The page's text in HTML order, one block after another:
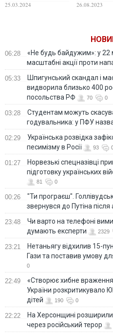
маячню: вони
25.03.2024
підготовку
26.08.2023
06:28
«Не будь байдужим»: у 22
масштабні акції проти
05:33
Шпигунський скандал і
видворила близько 400
посольства РФ
70 0
03:28
Студентам можуть
годувальника: у ПФУ
02:29
Українська розвідка
песимізму в Росії
93
01:27
Норвезькі спецназівці
підготовку українських
81 0
00:26
"Ти програєш".
звернувся до Путіна
23:48
Чи варто на телефонi
думають експерти
2329
23:21
Нетаньягу відхилив 15-
Гази та поставив умову
0
22:49
«Створює хибне
України розкритикувало
дітей
190 0
22:22
На Херсонщині розширили
через російський терор